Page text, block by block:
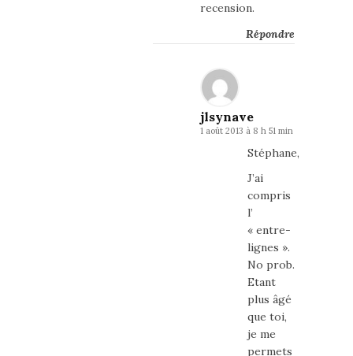
recension.
Répondre
jlsynave
1 août 2013 à 8 h 51 min
Stéphane,
J’ai
compris
l’
« entre-
lignes ».
No prob.
Etant
plus âgé
que toi,
je me
permets